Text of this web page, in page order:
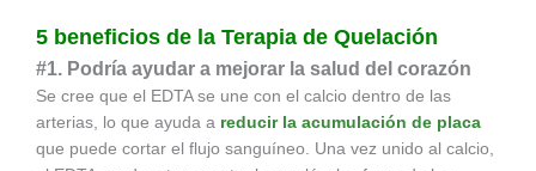
5 beneficios de la Terapia de Quelación
#1. Podría ayudar a mejorar la salud del corazón
Se cree que el EDTA se une con el calcio dentro de las
arterias, lo que ayuda a reducir la acumulación de placa
que puede cortar el flujo sanguíneo. Una vez unido al calcio,